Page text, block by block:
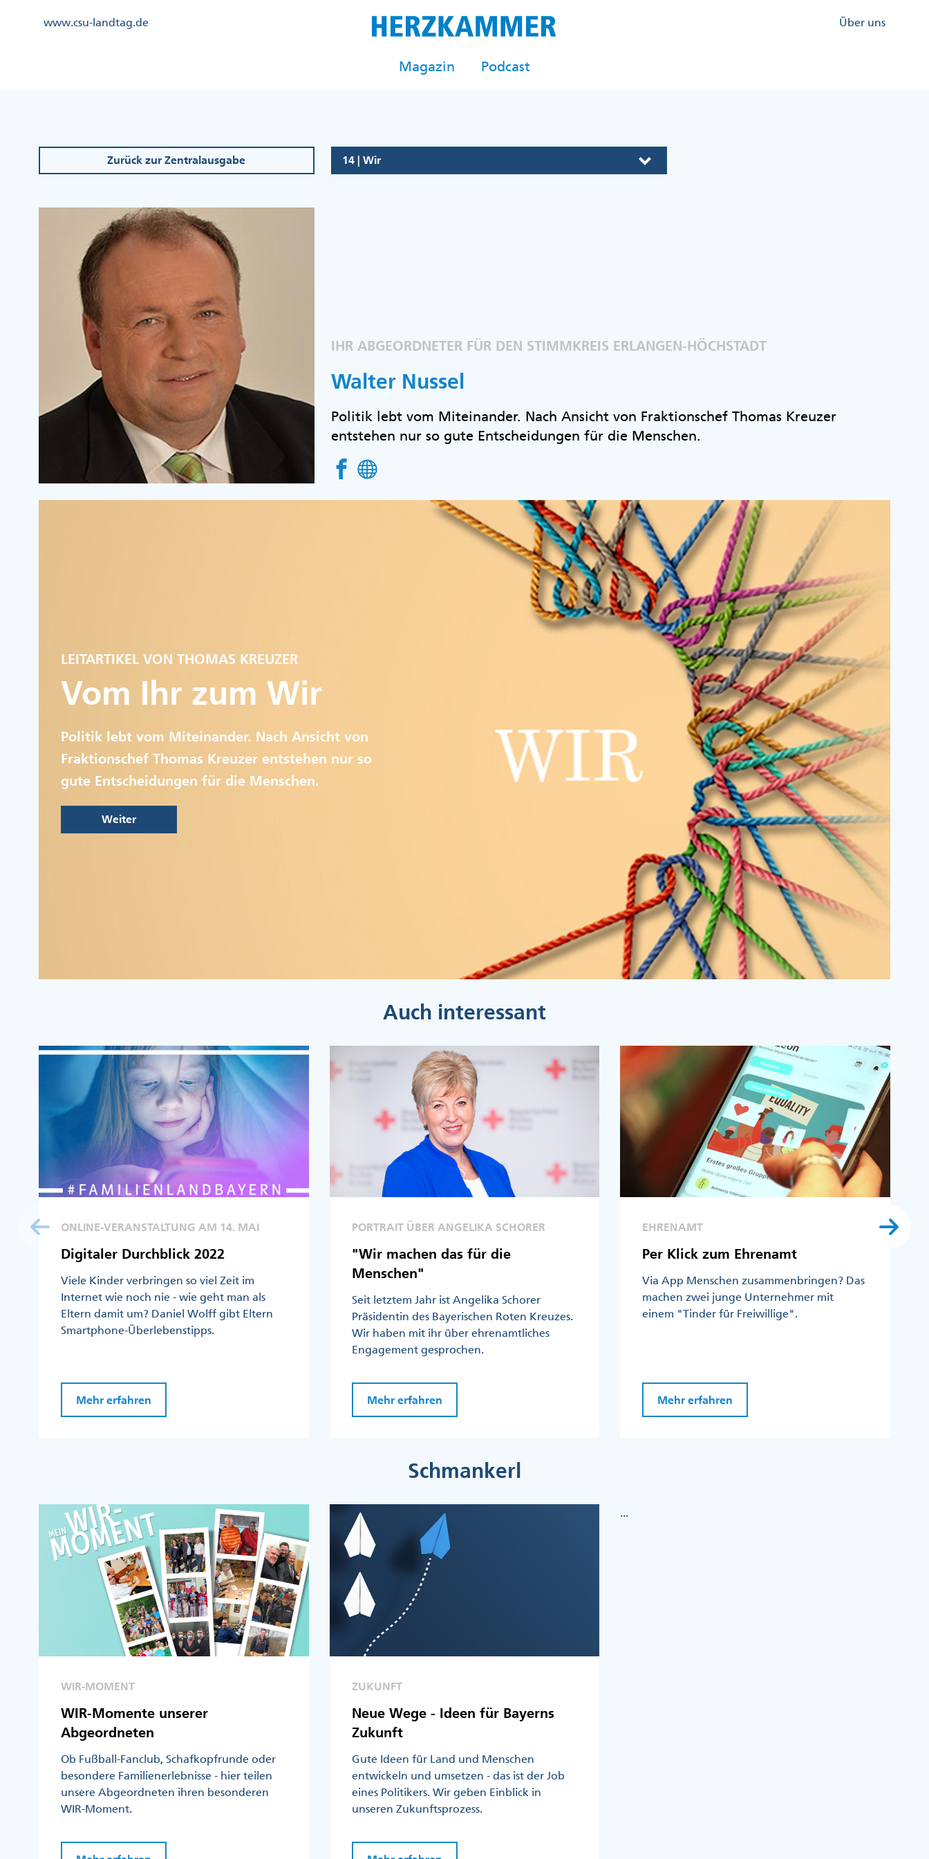
Kopfzeile
www.csu-landtag.de
Kopfzeile
Über uns
Magazin Podcast
Zurück zur Zentralausgabe 14 | Wir
IHR ABGEORDNETER FÜR DEN STIMMKREIS ERLANGEN-HÖCHSTADT
Walter Nussel
Politik lebt vom Miteinander. Nach Ansicht von Fraktionschef Thomas Kreuzer
entstehen nur so gute Entscheidungen für die Menschen.
LEITARTIKEL VON THOMAS KREUZER
Vom Ihr zum Wir
Politik lebt vom Miteinander. Nach Ansicht von
Fraktionschef Thomas Kreuzer entstehen nur so
gute Entscheidungen für die Menschen.
Weiter
Auch interessant
ONLINE-VERANSTALTUNG AM 14. MAI
Digitaler Durchblick 2022
Viele Kinder verbringen so viel Zeit im
Internet wie noch nie - wie geht man als
Eltern damit um? Daniel Wolff gibt Eltern
Smartphone-Überlebenstipps.
Mehr erfahren
PORTRAIT ÜBER ANGELIKA SCHORER
"Wir machen das für die
Menschen"
Seit letztem Jahr ist Angelika Schorer
Präsidentin des Bayerischen Roten Kreuzes.
Wir haben mit ihr über ehrenamtliches
Engagement gesprochen.
Mehr erfahren
EHRENAMT
Per Klick zum Ehrenamt
Via App Menschen zusammenbringen? Das
machen zwei junge Unternehmer mit
einem "Tinder für Freiwillige".
Mehr erfahren
Schmankerl
WIR-MOMENT
WIR-Momente unserer
Abgeordneten
Ob Fußball-Fanclub, Schafkopfrunde oder
besondere Familienerlebnisse - hier teilen
unsere Abgeordneten ihren besonderen
WIR-Moment.
ZUKUNFT
Neue Wege - Ideen für Bayerns
Zukunft
Gute Ideen für Land und Menschen
entwickeln und umsetzen - das ist der Job
eines Politikers. Wir geben Einblick in
unseren Zukunftsprozess.
...